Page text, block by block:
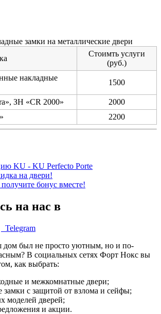
замки на металлические двери
Стоимть услуги
(руб.)
накладные
1500
ЗН «CR 2000»
2000
2200
KU - KU Perfecto Porte
на двери!
бонус вместе!
на нас в
Telegram
дом был не просто уютным, но и по-
В социальных сетях Форт Нокс вы
как выбрать:
и межкомнатные двери;
замки с защитой от взлома и сейфы;
моделей дверей;
и акции.